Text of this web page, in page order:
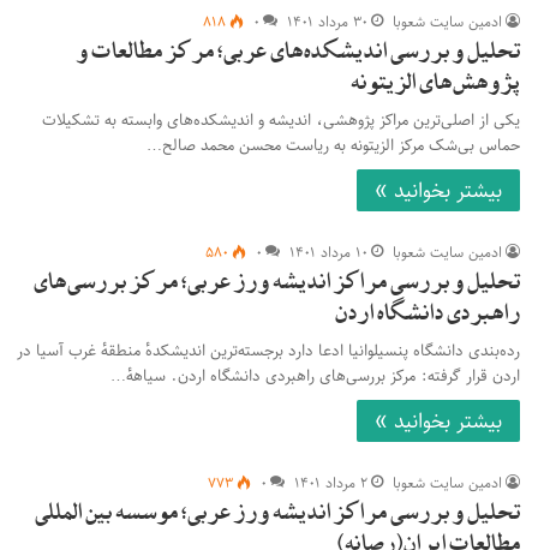
ادمین سایت شعوبا ۳۰ مرداد ۱۴۰۱ ۰ ۸۱۸
تحلیل و بررسی اندیشکده‌های عربی؛ مرکز مطالعات و
پژوهش‌های الزیتونه
یکی از اصلی‌ترین مراکز پژوهشی، اندیشه و اندیشکده‌های وابسته به تشکیلات
حماس بی‌شک مرکز الزیتونه به ریاست محسن محمد صالح…
بیشتر بخوانید »
ادمین سایت شعوبا ۱۰ مرداد ۱۴۰۱ ۰ ۵۸۰
تحلیل و بررسی مراکز اندیشه ورز عربی؛ مرکز بررسی‌های
راهبردی دانشگاه اردن
رده‌بندی دانشگاه پنسیلوانیا ادعا دارد برجسته‌ترین اندیشکدهٔ منطقهٔ غرب آسیا در
اردن قرار گرفته: مرکز بررسی‌های راهبردی دانشگاه اردن. سیاههٔ…
بیشتر بخوانید »
ادمین سایت شعوبا ۲ مرداد ۱۴۰۱ ۰ ۷۷۳
تحلیل و بررسی مراکز اندیشه ورز عربی؛ موسسه بین المللی